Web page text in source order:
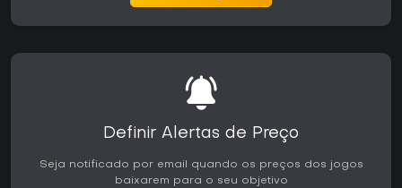
Definir Alertas de Preço
Seja notificado por email quando os preços dos jogos
baixarem para o seu objetivo